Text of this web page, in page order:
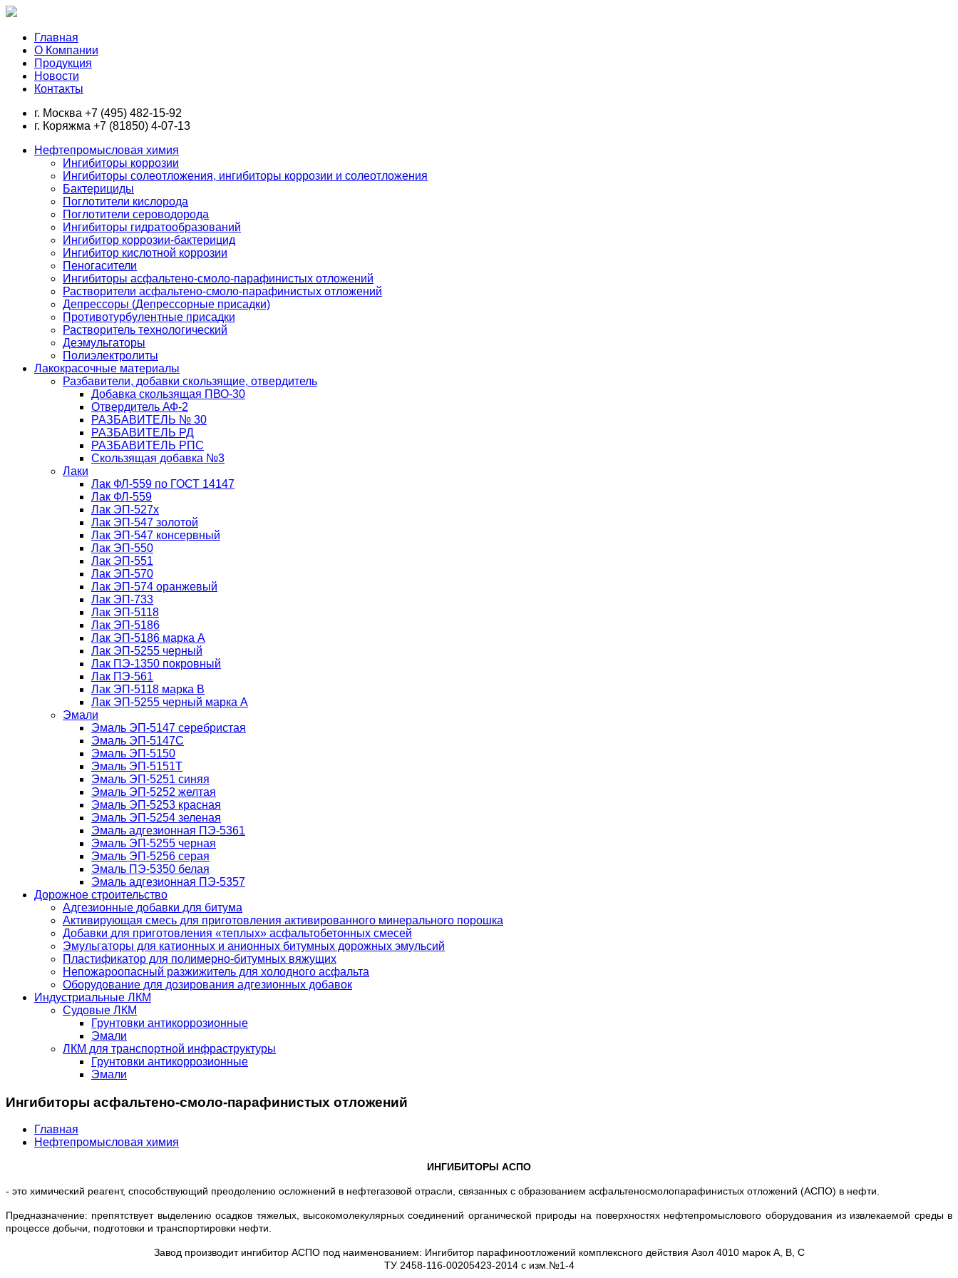
Главная
О Компании
Продукция
Новости
Контакты
г. Москва +7 (495) 482-15-92
г. Коряжма +7 (81850) 4-07-13
Нефтепромысловая химия
Ингибиторы коррозии
Ингибиторы солеотложения, ингибиторы коррозии и солеотложения
Бактерициды
Поглотители кислорода
Поглотители сероводорода
Ингибиторы гидратообразований
Ингибитор коррозии-бактерицид
Ингибитор кислотной коррозии
Пеногасители
Ингибиторы асфальтено-смоло-парафинистых отложений
Растворители асфальтено-смоло-парафинистых отложений
Депрессоры (Депрессорные присадки)
Противотурбулентные присадки
Растворитель технологический
Деэмульгаторы
Полиэлектролиты
Лакокрасочные материалы
Разбавители, добавки скользящие, отвердитель
Добавка скользящая ПВО-30
Отвердитель АФ-2
РАЗБАВИТЕЛЬ № 30
РАЗБАВИТЕЛЬ РД
РАЗБАВИТЕЛЬ РПС
Скользящая добавка №3
Лаки
Лак ФЛ-559 по ГОСТ 14147
Лак ФЛ-559
Лак ЭП-527х
Лак ЭП-547 золотой
Лак ЭП-547 консервный
Лак ЭП-550
Лак ЭП-551
Лак ЭП-570
Лак ЭП-574 оранжевый
Лак ЭП-733
Лак ЭП-5118
Лак ЭП-5186
Лак ЭП-5186 марка А
Лак ЭП-5255 черный
Лак ПЭ-1350 покровный
Лак ПЭ-561
Лак ЭП-5118 марка В
Лак ЭП-5255 черный марка А
Эмали
Эмаль ЭП-5147 серебристая
Эмаль ЭП-5147С
Эмаль ЭП-5150
Эмаль ЭП-5151Т
Эмаль ЭП-5251 синяя
Эмаль ЭП-5252 желтая
Эмаль ЭП-5253 красная
Эмаль ЭП-5254 зеленая
Эмаль адгезионная ПЭ-5361
Эмаль ЭП-5255 черная
Эмаль ЭП-5256 серая
Эмаль ПЭ-5350 белая
Эмаль адгезионная ПЭ-5357
Дорожное строительство
Адгезионные добавки для битума
Активирующая смесь для приготовления активированного минерального порошка
Добавки для приготовления «теплых» асфальтобетонных смесей
Эмульгаторы для катионных и анионных битумных дорожных эмульсий
Пластификатор для полимерно-битумных вяжущих
Непожароопасный разжижитель для холодного асфальта
Оборудование для дозирования адгезионных добавок
Индустриальные ЛКМ
Судовые ЛКМ
Грунтовки антикоррозионные
Эмали
ЛКМ для транспортной инфраструктуры
Грунтовки антикоррозионные
Эмали
Ингибиторы асфальтено-смоло-парафинистых отложений
Главная
Нефтепромысловая химия
ИНГИБИТОРЫ АСПО
- это химический реагент, способствующий преодолению осложнений в нефтегазовой отрасли, связанных с образованием асфальтеносмолопарафинистых отложений (АСПО) в нефти.
Предназначение: препятствует выделению осадков тяжелых, высокомолекулярных соединений органической природы на поверхностях нефтепромыслового оборудования из извлекаемой среды в
процессе добычи, подготовки и транспортировки нефти.
Завод производит ингибитор АСПО под наименованием: Ингибитор парафиноотложений комплексного действия Азол 4010 марок А, В, С
ТУ 2458-116-00205423-2014 с изм.№1-4